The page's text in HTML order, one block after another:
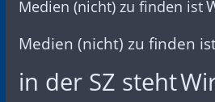
Medien (nicht) zu finden ist
Medien (nicht) zu finden
in der SZ steht